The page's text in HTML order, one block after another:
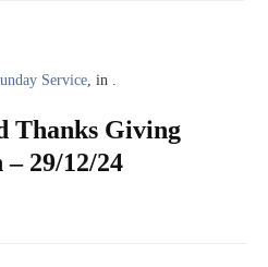
Service , in .
Thanks Giving
29/12/24